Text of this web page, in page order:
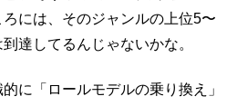
には、そのジャンルの上位5〜
達してるんじゃないかな。
に「ロールモデルの乗り換え」